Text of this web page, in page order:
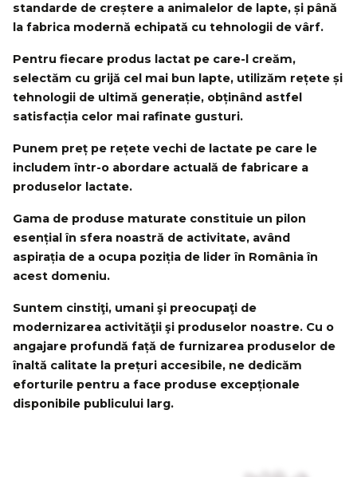
standarde de creștere a animalelor de lapte, și până
la fabrica modernă echipată cu tehnologii de vârf.
Pentru fiecare produs lactat pe care-l creăm,
selectăm cu grijă cel mai bun lapte, utilizăm rețete și
tehnologii de ultimă generație, obținând astfel
satisfacția celor mai rafinate gusturi.
Punem preț pe rețete vechi de lactate pe care le
includem într-o abordare actuală de fabricare a
produselor lactate.
Gama de produse maturate constituie un pilon
esențial în sfera noastră de activitate, având
aspirația de a ocupa poziția de lider în România în
acest domeniu.
Suntem cinstiţi, umani şi preocupaţi de
modernizarea activităţii şi produselor noastre. Cu o
angajare profundă față de furnizarea produselor de
înaltă calitate la prețuri accesibile, ne dedicăm
eforturile pentru a face produse excepționale
disponibile publicului larg.